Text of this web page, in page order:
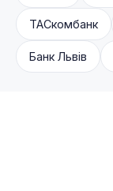
ТАСкомбанк
Банк Львів